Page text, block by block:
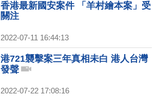
香港最新國安案件 「羊村繪本案」受
關注
2022-07-11 16:44:13
港721襲擊案三年真相未白 港人台灣
發聲
2022-07-22 17:08:16